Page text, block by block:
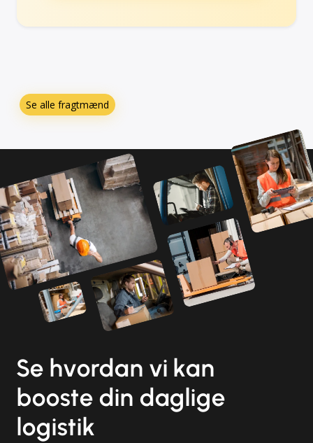
Se alle fragtmænd
Se hvordan vi kan
booste din daglige
logistik